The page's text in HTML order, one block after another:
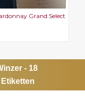
Grand Select
- 18